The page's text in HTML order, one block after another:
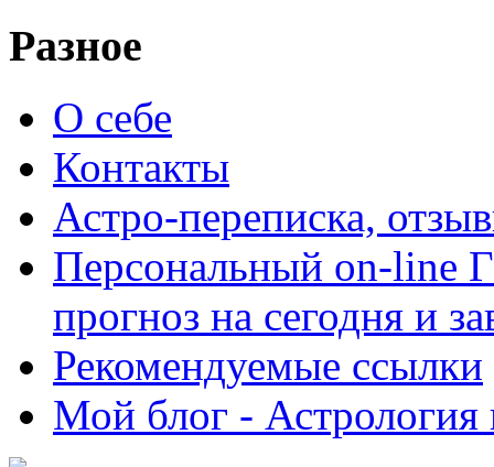
Разное
О себе
Контакты
Астро-переписка,
Персональный on-
прогноз на сегодня и
Рекомендуемые ссылки
Мой блог - Астрология